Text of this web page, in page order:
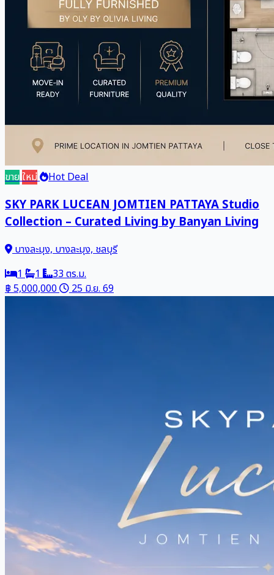
ขายใหม่ Hot Deal
SKY PARK LUCEAN JOMTIEN PATTAYA Studio
Collection – Curated Living by Banyan Living
บางละมุง, บางละมุง, ชลบุรี
1
1
33 ตร.ม.
฿ 5,000,000
25 มิ.ย. 69